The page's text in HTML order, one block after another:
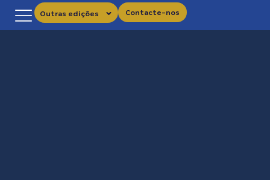
Outras edições Contacte-nos